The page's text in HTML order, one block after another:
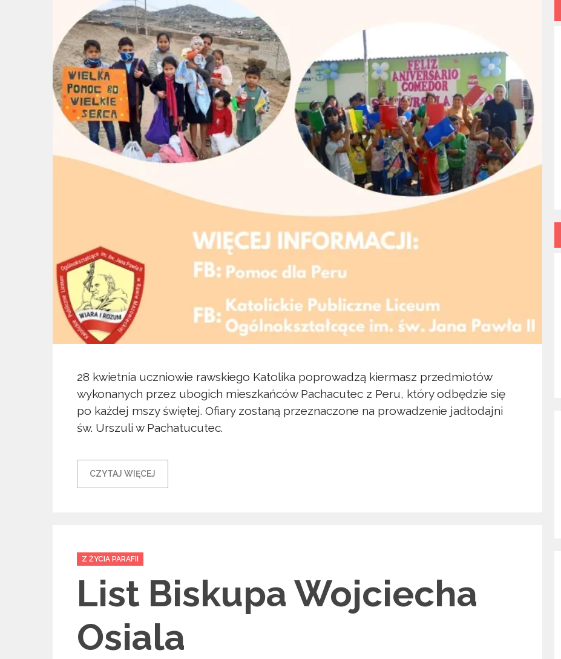
28 kwietnia uczniowie rawskiego Katolika poprowadzą kiermasz przedmiotów
wykonanych przez ubogich mieszkańców Pachacutec z Peru, który odbędzie się
po każdej mszy świętej. Ofiary zostaną przeznaczone na prowadzenie jadłodajni
św. Urszuli w Pachatucutec.
CZYTAJ WIĘCEJ
Categories
Z ŻYCIA PARAFII
List Biskupa Wojciecha
Osiala